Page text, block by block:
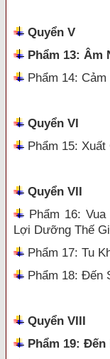
Quyển V
Phẩm 13: Âm
Phẩm 14: Cảm
Quyển VI
Phẩm 15: Xuất
Quyển VII
Phẩm 16:
Lợi Dưỡng Thế
Phẩm 17: Tu
Phẩm 18: Đến
Quyển VIII
Phẩm 19: